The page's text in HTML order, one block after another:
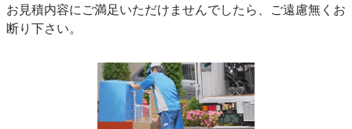
お見積内容にご満足いただけませんでしたら、ご遠慮無くお
断り下さい。